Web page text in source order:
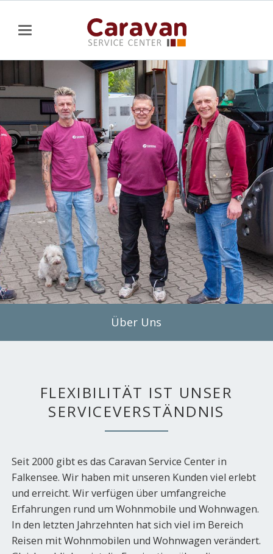
Über Uns
FLEXIBILITÄT IST UNSER
SERVICEVERSTÄNDNIS
Seit 2000 gibt es das Caravan Service Center in
Falkensee. Wir haben mit unseren Kunden viel erlebt
und erreicht. Wir verfügen über umfangreiche
Erfahrungen rund um Wohnmobile und Wohnwagen.
In den letzten Jahrzehnten hat sich viel im Bereich
Reisen mit Wohnmobilen und Wohnwagen verändert.